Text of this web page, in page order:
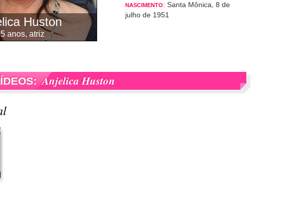
Huston
anos, atriz
NASCIMENTO: Santa Mônica, 8 de
julho de 1951
Anjelica Huston